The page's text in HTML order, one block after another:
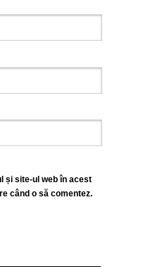
și site-ul web în acest
când o să comentez.